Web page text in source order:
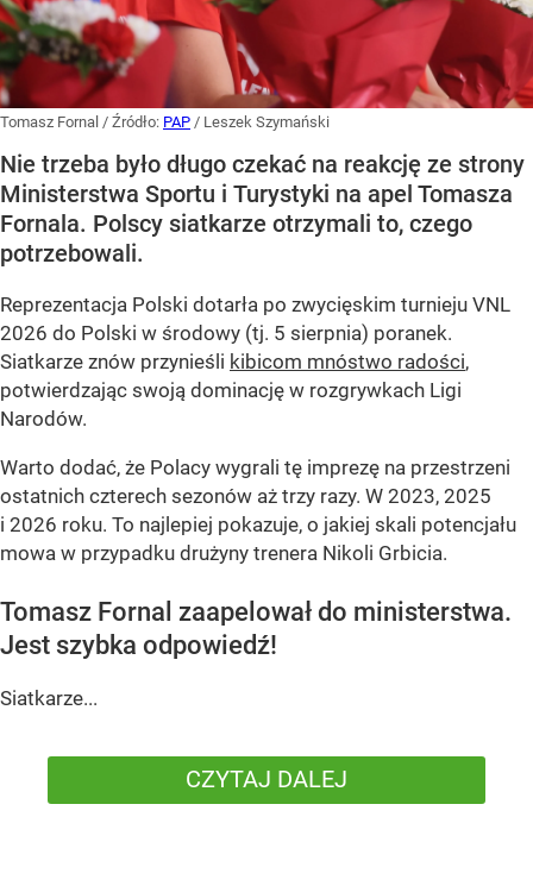
Tomasz Fornal / Źródło: PAP / Leszek Szymański
Nie trzeba było długo czekać na reakcję ze strony
Ministerstwa Sportu i Turystyki na apel Tomasza
Fornala. Polscy siatkarze otrzymali to, czego
potrzebowali.
Reprezentacja Polski dotarła po zwycięskim turnieju VNL
2026 do Polski w środowy (tj. 5 sierpnia) poranek.
Siatkarze znów przynieśli kibicom mnóstwo radości,
potwierdzając swoją dominację w rozgrywkach Ligi
Narodów.
Warto dodać, że Polacy wygrali tę imprezę na przestrzeni
ostatnich czterech sezonów aż trzy razy. W 2023, 2025
i 2026 roku. To najlepiej pokazuje, o jakiej skali potencjału
mowa w przypadku drużyny trenera Nikoli Grbicia.
Tomasz Fornal zaapelował do ministerstwa.
Jest szybka odpowiedź!
Siatkarze...
CZYTAJ DALEJ